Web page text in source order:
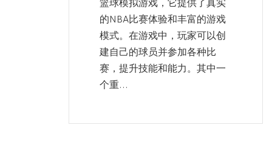
篮球模拟游戏，它提供了真实
的NBA比赛体验和丰富的游戏
模式。在游戏中，玩家可以创
建自己的球员并参加各种比
赛，提升技能和能力。其中一
个重...